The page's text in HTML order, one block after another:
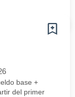
base +
del primer